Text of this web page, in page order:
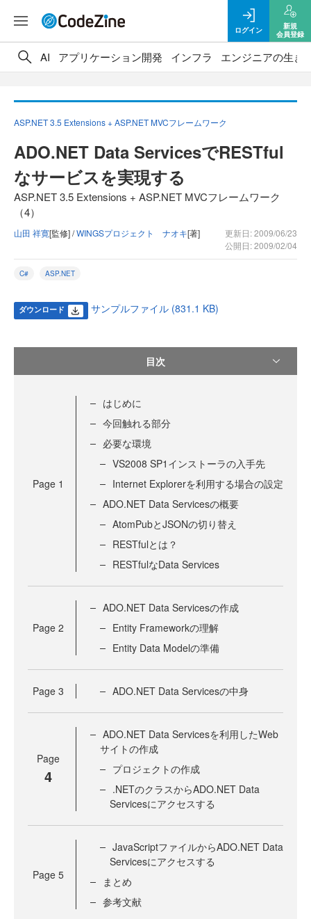
ログイン
新規
会員登録
AI アプリケーション開発 インフラ エンジニアの生き
ASP.NET 3.5 Extensions + ASP.NET MVCフレームワーク
ADO.NET Data ServicesでRESTful
なサービスを実現する
ASP.NET 3.5 Extensions + ASP.NET MVCフレームワーク
（4）
山田 祥寛[監修] /WINGSプロジェクト ナオキ[著]
更新日: 2009/06/23
公開日: 2009/02/04
C# ASP.NET
ダウンロード サンプルファイル (831.1 KB)
目次
Page 1
はじめに
今回触れる部分
必要な環境
VS2008 SP1インストーラの入手先
Internet Explorerを利用する場合の設定
ADO.NET Data Servicesの概要
AtomPubとJSONの切り替え
RESTfulとは？
RESTfulなData Services
Page 2
ADO.NET Data Servicesの作成
Entity Frameworkの理解
Entity Data Modelの準備
Page 3 ADO.NET Data Servicesの中身
Page
4
ADO.NET Data Servicesを利用したWeb
サイトの作成
プロジェクトの作成
.NETのクラスからADO.NET Data
Servicesにアクセスする
Page 5
JavaScriptファイルからADO.NET Data
Servicesにアクセスする
まとめ
参考文献